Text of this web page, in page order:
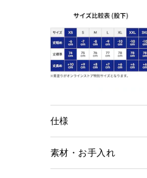
仕様
素材・お手入れ